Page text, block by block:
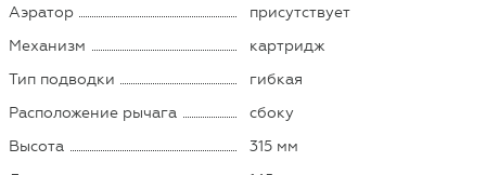
Аэратор
присутствует
Механизм
картридж
Тип подводки
гибкая
Расположение рычага
сбоку
Высота
315 мм